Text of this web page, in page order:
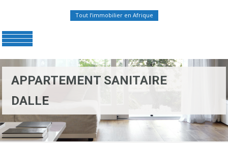
Tout l’immobilier en Afrique
APPARTEMENT SANITAIRE
DALLE